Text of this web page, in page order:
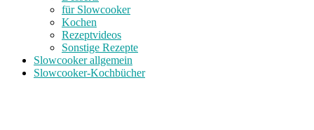
für Slowcooker
Kochen
Rezeptvideos
Sonstige Rezepte
Slowcooker allgemein
Slowcooker-Kochbücher